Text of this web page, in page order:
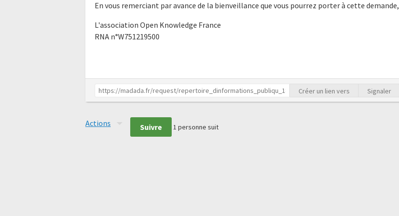
En vous remerciant par avance de la bienveillance que vous pourrez porter à cette demande,
L'association Open Knowledge France
RNA n°W751219500
Créer un lien vers Signaler
Actions Suivre 1 personne suit